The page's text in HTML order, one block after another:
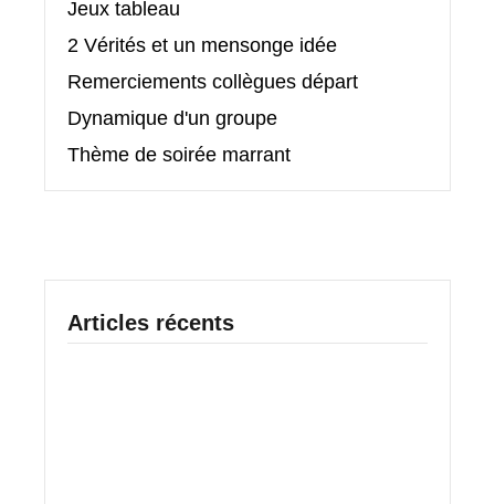
Jeux tableau
2 Vérités et un mensonge idée
Remerciements collègues départ
Dynamique d'un groupe
Thème de soirée marrant
Articles récents